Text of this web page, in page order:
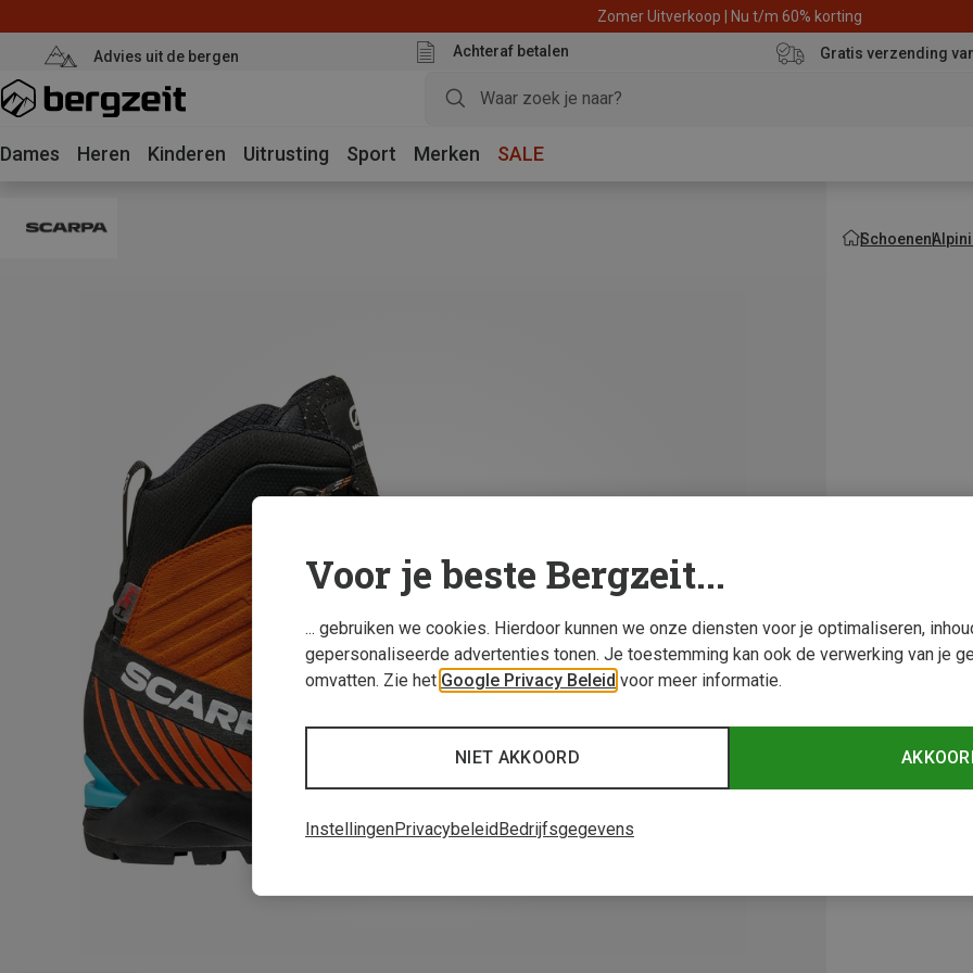
Zomer Uitverkoop | Nu t/m 60% korting
Advies uit de bergen Achteraf betalen Gratis verzending
Dames Heren Kinderen Uitrusting Sport Merken SALE
Schoenen
Voor je beste Bergzeit...
... gebruiken we cookies. Hierdoor kunnen we onze diensten voor je optimaliseren,
gepersonaliseerde advertenties tonen. Je toestemming kan ook de verwerking van je
omvatten. Zie het Google Privacy Beleid voor meer informatie.
NIET AKKOORD
InstellingenPrivacybeleid Bedrijfsgegevens